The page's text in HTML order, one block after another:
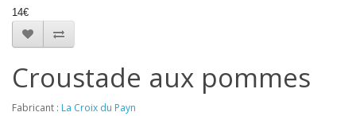
14€
Croustade aux pommes
Fabricant : La Croix du Payn